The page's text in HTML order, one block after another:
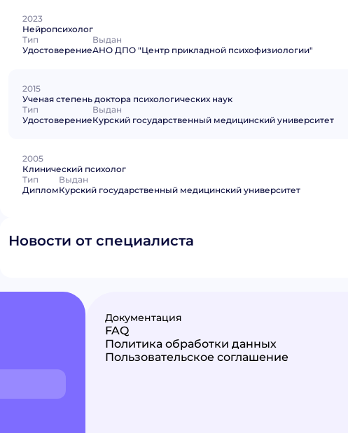
2023
Нейропсихолог
Тип
Удостоверение
Выдан
АНО ДПО "Центр прикладной психофизиологии"
2015
Ученая степень доктора психологических наук
Тип
Удостоверение
Выдан
Курский государственный медицинский университет
2005
Клинический психолог
Тип
Диплом
Выдан
Курский государственный медицинский университет
Новости от специалиста
Документация
FAQ
Политика обработки данных
Пользовательское соглашение